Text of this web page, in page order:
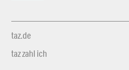
taz.de
taz zahl ich